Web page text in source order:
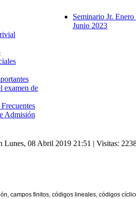
Seminario Jr. Enero
Junio 2023
examen de
Admisión
Lunes, 08 Abril 2019 21:51 | Visitas:
campos finitos, códigos lineales, códigos